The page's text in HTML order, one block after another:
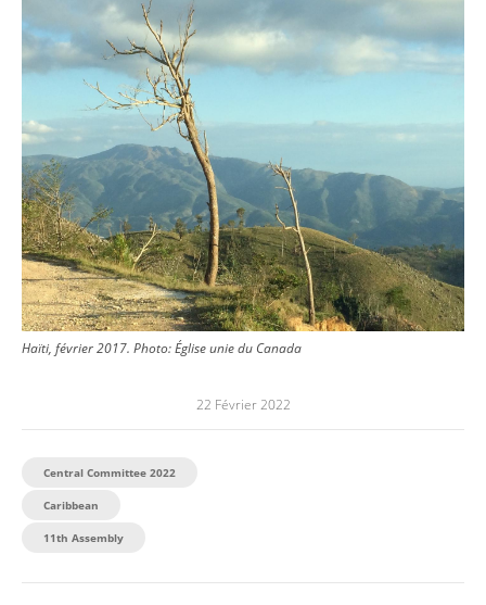
Haïti, février 2017. Photo:Église unie du Canada
22 Février 2022
Central Committee 2022
Caribbean
11th Assembly